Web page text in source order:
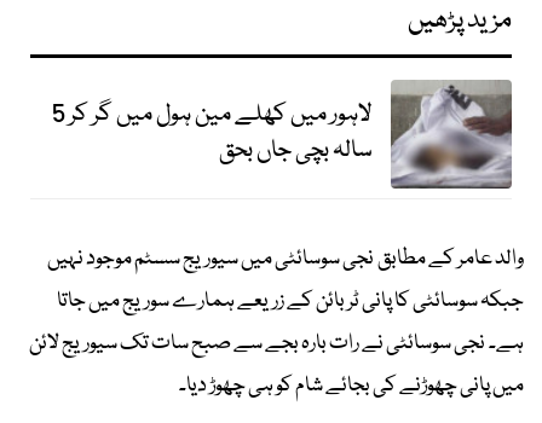
مزید پڑھیں
لاہور میں کھلے مین ہول میں گر کر 5
سالہ بچی جاں بحق
والد عامر کے مطابق نجی سوسائٹی میں سیوریج سسٹم موجود نہیں
جبکہ سوسائٹی کا پانی ٹربائن کے زریعے ہمارے سوریج میں جاتا
ہے۔ نجی سوسائٹی نے رات بارہ بجے سے صبح سات تک سیوریج لائن
میں پانی چھوڑنے کی بجائے شام کو ہی چھوڑ دیا۔